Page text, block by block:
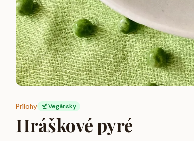
Prílohy Vegánsky
Hráškové pyré